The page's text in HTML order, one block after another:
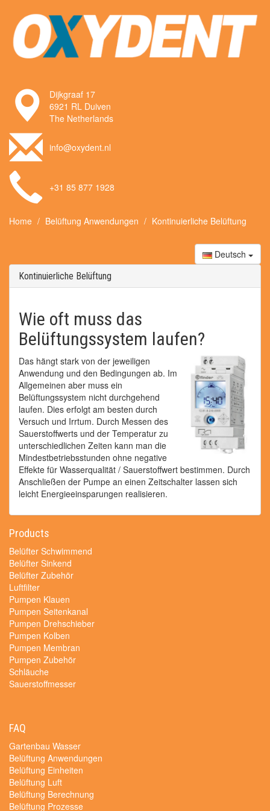
Dijkgraaf 17
6921 RL Duiven
The Netherlands
info@oxydent.nl
+31 85 877 1928
Home Belüftung Anwendungen Kontinuierliche Belüftung
Deutsch
Kontinuierliche Belüftung
Wie oft muss das
Belüftungssystem laufen?
Das hängt stark von der jeweiligen
Anwendung und den Bedingungen ab. Im
Allgemeinen aber muss ein
Belüftungssystem nicht durchgehend
laufen. Dies erfolgt am besten durch
Versuch und Irrtum. Durch Messen des
Sauerstoffwerts und der Temperatur zu
unterschiedlichen Zeiten kann man die
Mindestbetriebsstunden ohne negative
Effekte für Wasserqualität / Sauerstoffwert bestimmen. Durch
Anschließen der Pumpe an einen Zeitschalter lassen sich
leicht Energieeinsparungen realisieren.
Products
Belüfter Schwimmend
Belüfter Sinkend
Belüfter Zubehör
Luftfilter
Pumpen Klauen
Pumpen Seitenkanal
Pumpen Drehschieber
Pumpen Kolben
Pumpen Membran
Pumpen Zubehör
Schläuche
Sauerstoffmesser
FAQ
Gartenbau Wasser
Belüftung Anwendungen
Belüftung Einheiten
Belüftung Luft
Belüftung Berechnung
Belüftung Prozesse